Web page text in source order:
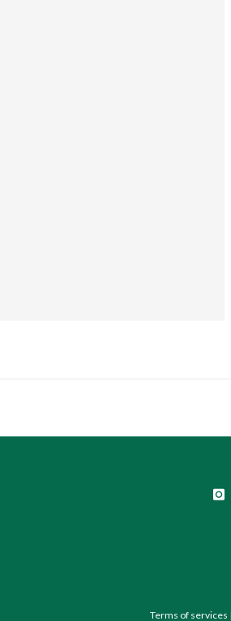
Terms of services |